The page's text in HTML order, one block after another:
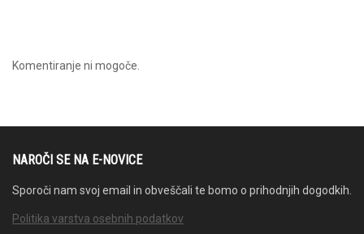
Komentiranje ni mogoče.
NAROČI SE NA E-NOVICE
Sporoči nam svoj email in obveščali te bomo o prihodnjih dogodkih.
Politika varstva osebnih podatkov